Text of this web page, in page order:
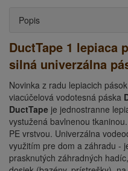
Popis
DuctTape 1 lepiaca
silná univerzálna
Novinka z radu lepiacich pások
viacúčelová vodotesná páska
DuctTape je jednostranne
vystužená bavlnenou
PE vrstvou. Univerzálna
využitím pre dom a záhradu -
prasknutých záhradných